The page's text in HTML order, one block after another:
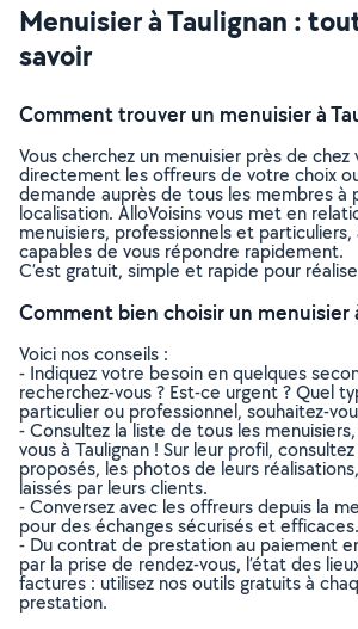
Menuisier à Taulignan :
savoir
Comment trouver un menuisier à
Vous cherchez un menuisier près de chez
directement les offreurs de votre choix
demande auprès de tous les membres à
localisation. AlloVoisins vous met en
menuisiers, professionnels et particuliers,
capables de vous répondre rapidement.
C’est gratuit, simple et rapide pour
Comment bien choisir un menuisier
Voici nos conseils :
- Indiquez votre besoin en quelques
recherchez-vous ? Est-ce urgent ? Quel
particulier ou professionnel, souhaitez-
- Consultez la liste de tous les
vous à Taulignan ! Sur leur profil,
proposés, les photos de leurs
laissés par leurs clients.
- Conversez avec les offreurs depuis la
pour des échanges sécurisés et efficaces.
- Du contrat de prestation au paiement
par la prise de rendez-vous, l’état des
factures : utilisez nos outils gratuits à
prestation.